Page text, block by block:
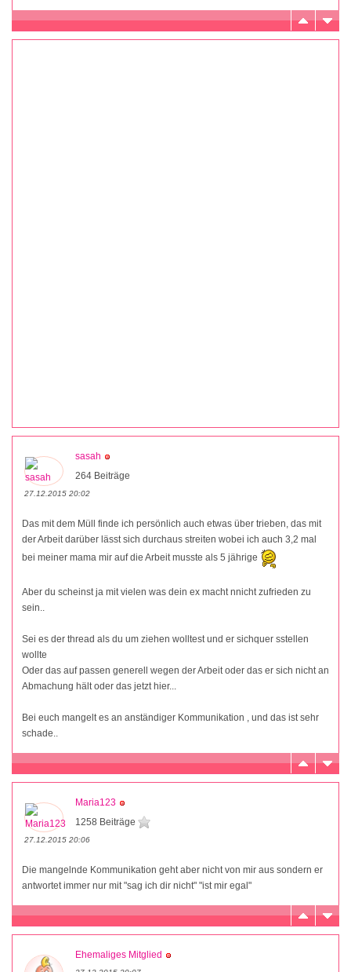
sasah
264 Beiträge
27.12.2015 20:02
Das mit dem Müll finde ich persönlich auch etwas über trieben, das mit
der Arbeit darüber lässt sich durchaus streiten wobei ich auch 3,2 mal
bei meiner mama mir auf die Arbeit musste als 5 jährige
Aber du scheinst ja mit vielen was dein ex macht nnicht zufrieden zu
sein..
Sei es der thread als du um ziehen wolltest und er sichquer sstellen
wollte
Oder das auf passen generell wegen der Arbeit oder das er sich nicht an
Abmachung hält oder das jetzt hier...
Bei euch mangelt es an anständiger Kommunikation , und das ist sehr
schade..
Maria123
1258 Beiträge
27.12.2015 20:06
Die mangelnde Kommunikation geht aber nicht von mir aus sondern er
antwortet immer nur mit "sag ich dir nicht" "ist mir egal"
Ehemaliges Mitglied